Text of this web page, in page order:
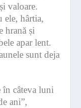
valoare.
ele, hârtia,
hrană și
apar lent.
sunt deja
în câteva luni
ani”,